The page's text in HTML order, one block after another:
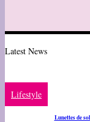
Latest News
Lifestyle
Lunettes de